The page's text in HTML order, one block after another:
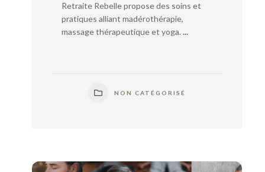
Retraite Rebelle propose des soins et
pratiques alliant madérothérapie,
massage thérapeutique et yoga. ...
NON CATÉGORISÉ